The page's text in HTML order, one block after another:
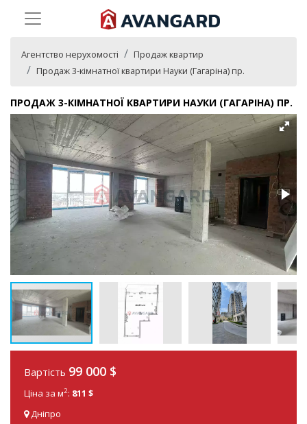
Агентство нерухомості
Продаж квартир
Продаж 3-кімнатної квартири Науки (Гагаріна) пр.
ПРОДАЖ 3-КІМНАТНОЇ КВАРТИРИ НАУКИ (ГАГАРІНА) ПР.
Вартість 99 000 $
Ціна за м2: 811 $
Дніпро